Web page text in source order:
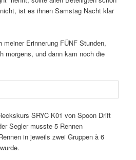
ist es ihnen Samstag Nacht klar
meiner Erinnerung FÜNF Stunden,
morgens, und dann kam noch die
SRYC K01 von Spoon Drift
Segler musste 5 Rennen
in jeweils zwei Gruppen à 6